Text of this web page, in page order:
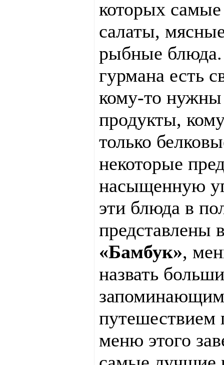
которых
салаты,
рыбные
гурмана есть
кому-то нужны
продукты,
только
некоторые
насыщенную
эти блюда в
представлены
«Бамбук»,
назвать
путешествием
меню этого